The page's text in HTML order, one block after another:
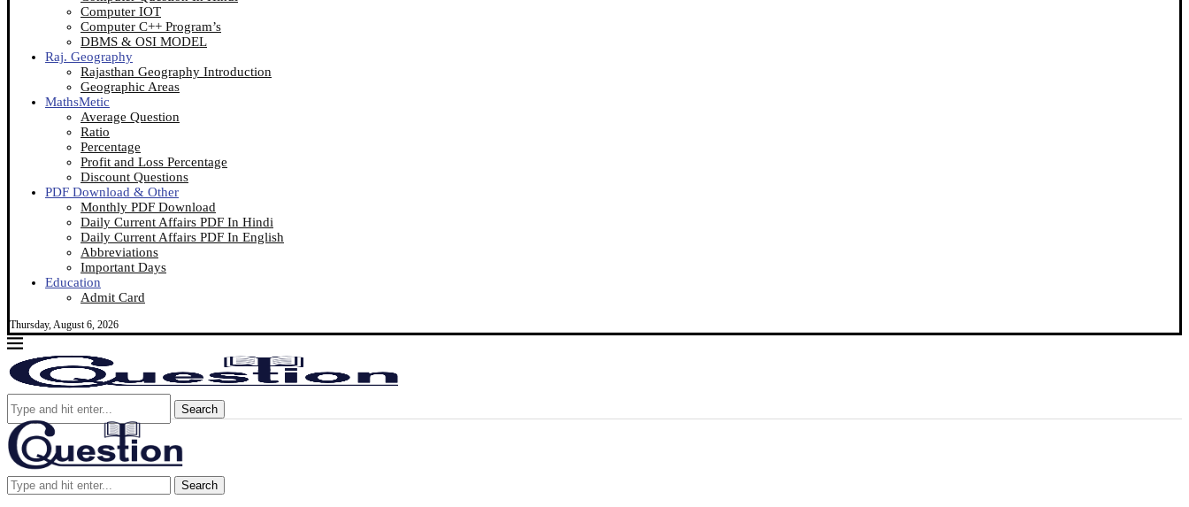
Computer IOT
Computer C++ Program’s
DBMS & OSI MODEL
Raj. Geography
Rajasthan Geography Introduction
Geographic Areas
MathsMetic
Average Question
Ratio
Percentage
Profit and Loss Percentage
Discount Questions
PDF Download & Other
Monthly PDF Download
Daily Current Affairs PDF In Hindi
Daily Current Affairs PDF In English
Abbreviations
Important Days
Education
Admit Card
Thursday, August 6, 2026
Search
Search